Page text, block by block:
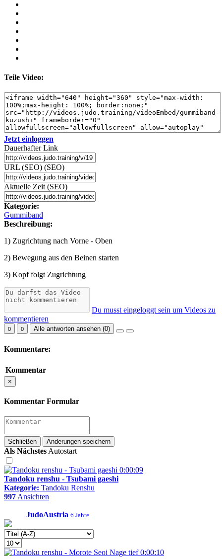
Teile Video:
Jetzt einloggen
Dauerhafter Link
URL (SEO) (SEO)
Aktuelle Zeit (SEO)
Kategorie:
Gummiband
Beschreibung:
1) Zugrichtung nach Vorne - Oben
2) Bewegung aus den Beinen starten
3) Kopf folgt Zugrichtung
Du musst eingeloggt sein um Videos zu
kommentieren
0 0 Alle antworten ansehen (0)
Kommentare:
Kommentar
×
Kommentar Formular
Schließen Änderungen speichern
Als NächstesAutostart
0:00:09
Tandoku renshu - Tsubami gaeshi
Kategorie: Tandoku Renshu
997Ansichten
JudoAustria 6 Jahre
0:00:10